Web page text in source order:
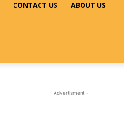
CONTACT US ABOUT US
- Advertisment -